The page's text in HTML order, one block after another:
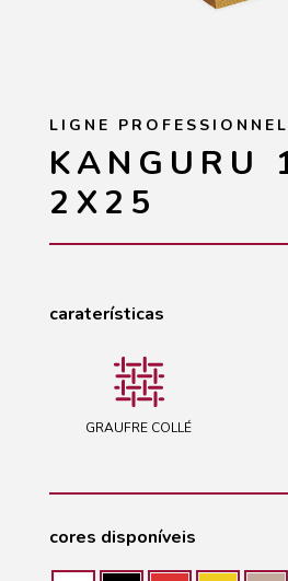
LIGNE
KANGURU
2X25
caraterísticas
GRAUFRE COLLÉ
cores disponíveis